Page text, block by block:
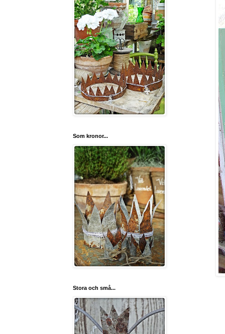
Som kronor...
Stora och små...